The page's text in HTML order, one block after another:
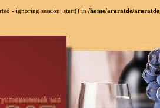
- ignoring session_start() in /home/araratde/